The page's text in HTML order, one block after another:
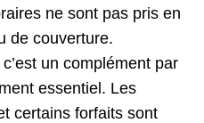
ne sont pas pris en
de couverture.
c’est un complément par
essentiel. Les
certains forfaits sont